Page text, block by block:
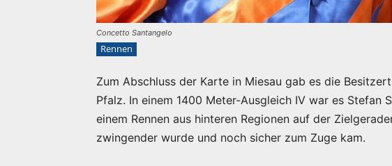
Concetto Santangelo
Rennen
Zum Abschluss der Karte in Miesau gab es die
Pfalz. In einem 1400 Meter-Ausgleich IV war es Stefan
einem Rennen aus hinteren Regionen auf der
zwingender wurde und noch sicher zum Zuge kam.